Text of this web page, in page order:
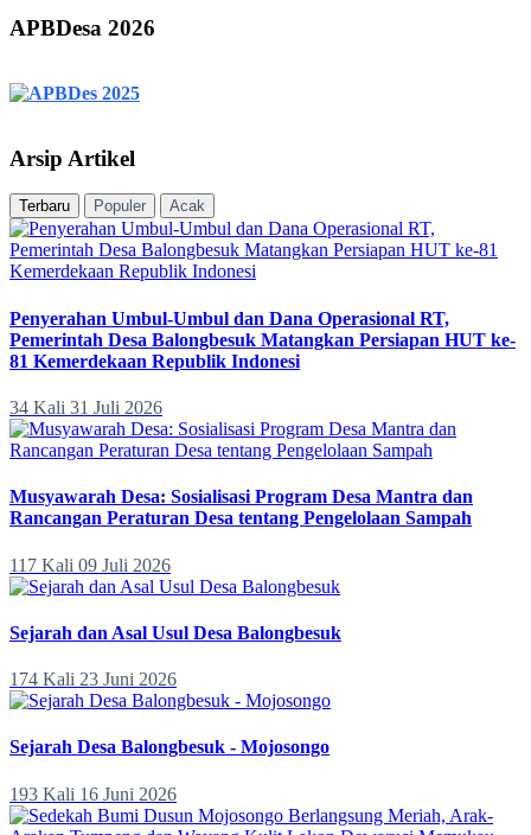
APBDesa 2026
Arsip Artikel
Terbaru Populer Acak
Penyerahan Umbul-Umbul dan Dana Operasional RT,
Pemerintah Desa Balongbesuk Matangkan Persiapan HUT ke-
81 Kemerdekaan Republik Indonesi
34 Kali 31 Juli 2026
Musyawarah Desa: Sosialisasi Program Desa Mantra dan
Rancangan Peraturan Desa tentang Pengelolaan Sampah
117 Kali 09 Juli 2026
Sejarah dan Asal Usul Desa Balongbesuk
174 Kali 23 Juni 2026
Sejarah Desa Balongbesuk - Mojosongo
193 Kali 16 Juni 2026